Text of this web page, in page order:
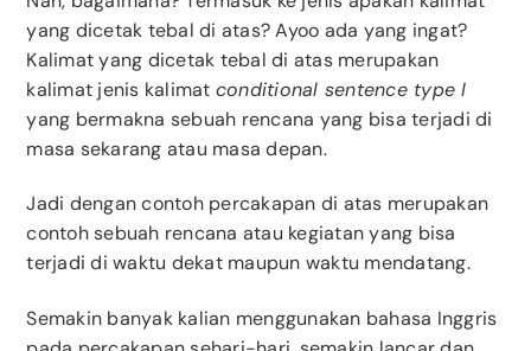
yang dicetak tebal di atas? Ayoo ada yang ingat?
Kalimat yang dicetak tebal di atas merupakan
kalimat jenis kalimat conditional sentence type I
yang bermakna sebuah rencana yang bisa terjadi di
masa sekarang atau masa depan.
Jadi dengan contoh percakapan di atas merupakan
contoh sebuah rencana atau kegiatan yang bisa
terjadi di waktu dekat maupun waktu mendatang.
Semakin banyak kalian menggunakan bahasa Inggris